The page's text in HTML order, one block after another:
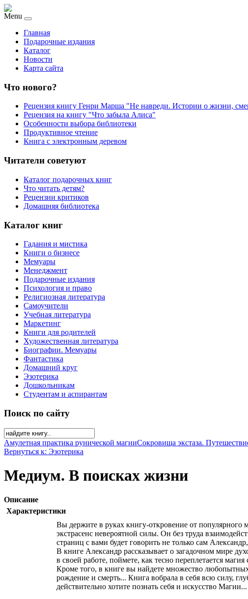
Menu
Главная
Подарочные издания
Каталог
Новости
Карта сайта
Что нового?
Рецензия книгу Генри Марша "Не навреди. Истории о жизни,
Рецензия на книгу "Что забыла Алиса"
Особенности выбора библиотеки
Продуктивное чтение
Книга с электронным деревом
Читатели советуют
Каталог подарочных книг
Что читать детям?
Рецензии критиков
Домашняя библиотека
Каталог книг
Гадания и мистика
Книги о бизнесе
Мемуары
Менеджмент
Подарочные издания
Психология и право
Религиозная литература
Самоучители
Учебная литература
Маркетинг
Книги для родителей
Художественная литература
Биографии. Мемуары
Фантастика
Домашний круг
Эзотерика
Дошкольникам
Студентам и аспирантам
Поиск по сайту
Амулетная практика рунической магииСокровища экстаза.
Вернуться к: Эзотерика
Медиум. В поисках жизни
Описание
Характеристики
Вы держите в руках книгу-откровение от
экстрасенс невероятной силы. Он без труда
страниц с вами будет говорить не только сам
В книге Александр рассказывает о загадочном мире
в своей работе, поймете, как тесно переплетается
Кроме того, в книге вы найдете множество
рождение и смерть... Книга вобрала в себя всю силу,
действительно хотите познать себя и искусство Магии...